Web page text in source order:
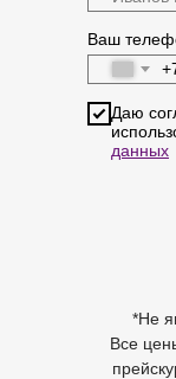
Ваш
Даю
данных
*Не
Все